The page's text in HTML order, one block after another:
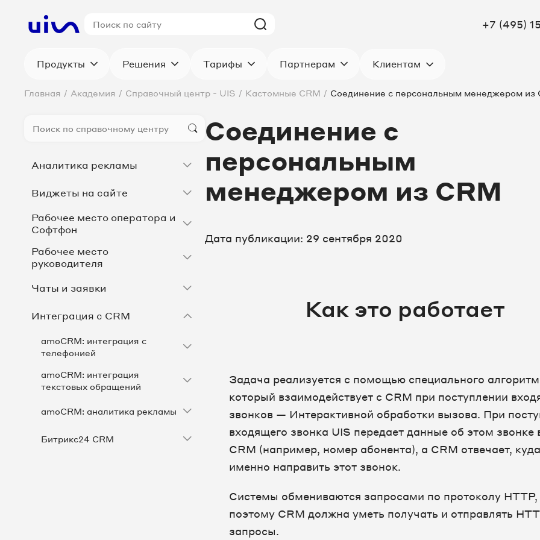
+7 (495)
Продукты Решения Тарифы Партнерам Клиентам
Главная / Академия / Справочный центр - UIS / Кастомные CRM / Соединение с персональным менеджером из
Аналитика рекламы
Виджеты на сайте
Рабочее место оператора и
Софтфон
Рабочее место
руководителя
Чаты и заявки
Интеграция с CRM
amoCRM: интеграция с
телефонией
amoCRM: интеграция
текстовых обращений
amoCRM: аналитика рекламы
Битрикс24 CRM
Соединение с
персональным
менеджером из CRM
Дата публикации: 29 сентября 2020
Как это работает
Задача реализуется с помощью специального
который взаимодействует с CRM при поступлении
звонков — Интерактивной обработки вызова. При
входящего звонка UIS передает данные об этом звонке
CRM (например, номер абонента), а CRM отвечает, куда
именно направить этот звонок.
Системы обмениваются запросами по протоколу HTTP,
поэтому CRM должна уметь получать и отправлять
запросы.